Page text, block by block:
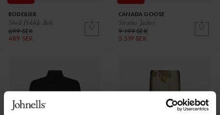
Shell Pebble Belt
RODEBJER
699 SEK
489 SEK
Stratus Jacket
CANADA GOOSE
9 199 SEK
5 519 SEK